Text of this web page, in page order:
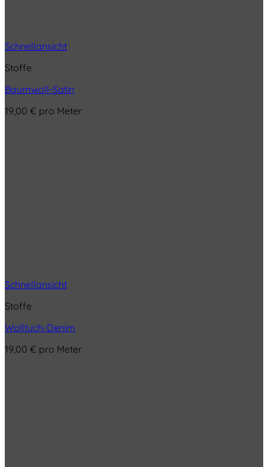
Schnellansicht
Stoffe
Baumwoll-Satin
19,00 € pro Meter
Schnellansicht
Stoffe
Wolltuch-Denim
19,00 € pro Meter